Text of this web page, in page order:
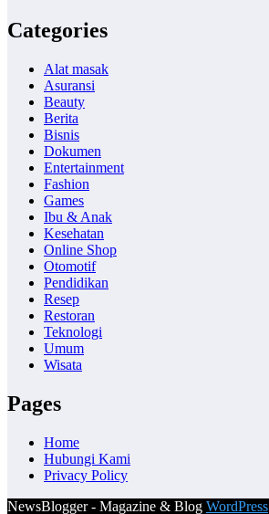
Categories
Alat masak
Asuransi
Beauty
Berita
Bisnis
Dokumen
Entertainment
Fashion
Games
Ibu & Anak
Kesehatan
Online Shop
Otomotif
Pendidikan
Resep
Restoran
Teknologi
Umum
Wisata
Pages
Home
Hubungi Kami
Privacy Policy
NewsBlogger - Magazine & Blog WordPress